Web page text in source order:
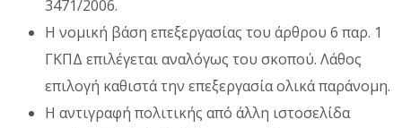
3471/2006.
Η νομική βάση επεξεργασίας του άρθρου 6 παρ. 1
ΓΚΠΔ επιλέγεται αναλόγως του σκοπού. Λάθος
επιλογή καθιστά την επεξεργασία ολικά παράνομη.
Η αντιγραφή πολιτικής από άλλη ιστοσελίδα